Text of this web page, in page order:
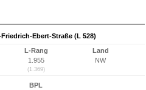
Ebert-Straße (L 528)
L-Rang
1.955
(1.369)
Land
NW
BPL